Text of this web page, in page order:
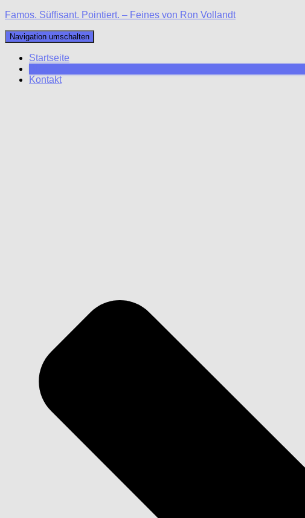
Famos. Süffisant. Pointiert. – Feines von Ron Vollandt
Navigation umschalten
Startseite
Kontakt